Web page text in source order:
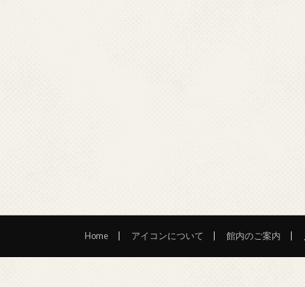
Home アイコンについて 館内のご案内